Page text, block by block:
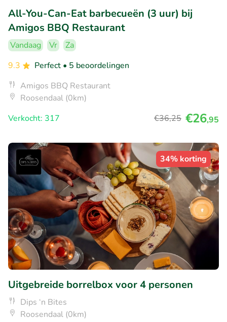
All-You-Can-Eat barbecueën (3 uur) bij
Amigos BBQ Restaurant
Vandaag Vr
Za
9.3
Perfect • 5 beoordelingen
Amigos BBQ Restaurant
Roosendaal (0km)
Verkocht: 317
€36,25 €26,95
34% korting
Uitgebreide borrelbox voor 4 personen
Dips ‘n Bites
Roosendaal (0km)